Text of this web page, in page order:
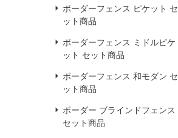
ボーダーフェンス ピケット セ
ット商品
ボーダーフェンス ミドルピケ
ット セット商品
ボーダーフェンス 和モダン セ
ット商品
ボーダー ブラインドフェンス
セット商品